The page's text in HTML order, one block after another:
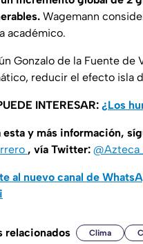
Wagemann
académico.
Gonzalo de la Fuente
reducir el efecto isla
INTERESAR: ¿Los
esta y más información,
, vía Twitter:
al nuevo canal de
relacionados Clima